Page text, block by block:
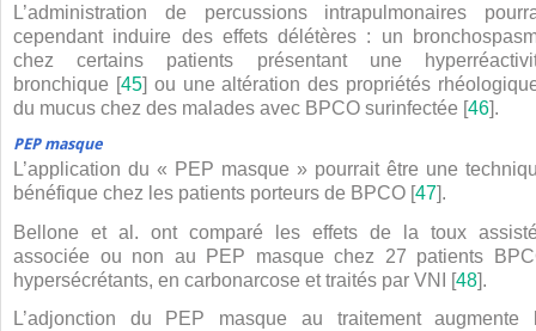
L’administration de percussions intrapulmonaires
cependant induire des effets délétères : un
chez certains patients présentant une
bronchique [45] ou une altération des propriétés
du mucus chez des malades avec BPCO surinfectée [46].
PEP masque
L’application du « PEP masque » pourrait être une
bénéfique chez les patients porteurs de BPCO [47].
Bellone et al. ont comparé les effets de la toux
associée ou non au PEP masque chez 27 patients
hypersécrétants, en carbonarcose et traités par VNI [48].
L’adjonction du PEP masque au traitement augmente